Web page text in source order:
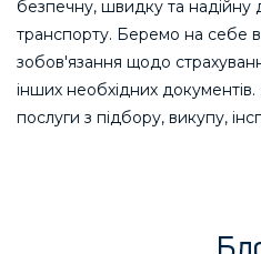
безпечну, швидку та
транспорту. Беремо на себе
зобов'язання щодо
інших необхідних
послуги з підбору, викупу,